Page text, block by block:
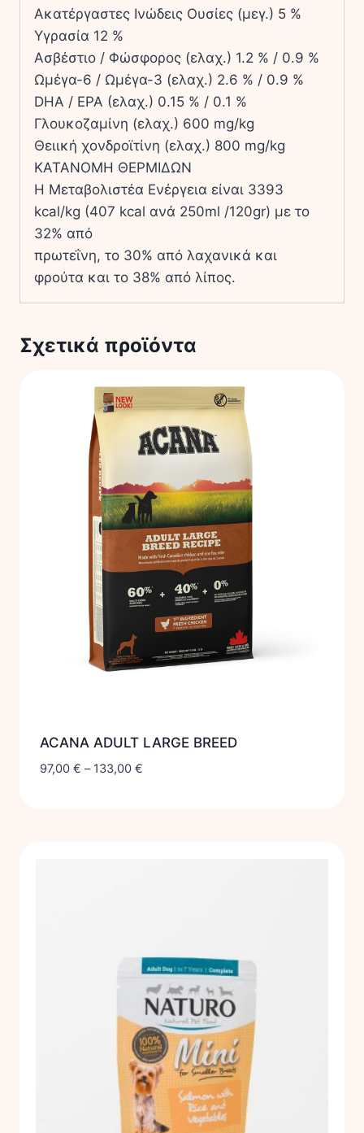
Ακατέργαστες Ινώδεις Ουσίες (µεγ.) 5 %
Υγρασία 12 %
Ασβέστιο / Φώσφορος (ελαχ.) 1.2 % / 0.9 %
Ωµέγα-6 / Ωµέγα-3 (ελαχ.) 2.6 % / 0.9 %
DHA / EPA (ελαχ.) 0.15 % / 0.1 %
Γλουκοζαµίνη (ελαχ.) 600 mg/kg
Θειική χονδροϊτίνη (ελαχ.) 800 mg/kg
ΚΑΤΑΝΟΜΗ ΘΕΡΜΙΔΩΝ
Η Μεταβολιστέα Ενέργεια είναι 3393
kcal/kg (407 kcal ανά 250ml /120gr) µε το
32% από
πρωτεΐνη, το 30% από λαχανικά και
φρούτα και το 38% από λίπος.
Σχετικά προϊόντα
ACANA ADULT LARGE BREED
97,00 € – 133,00 €